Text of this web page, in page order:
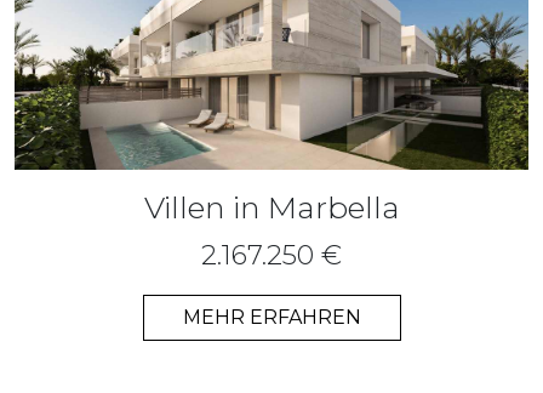
Villen in Marbella
2.167.250 €
MEHR ERFAHREN